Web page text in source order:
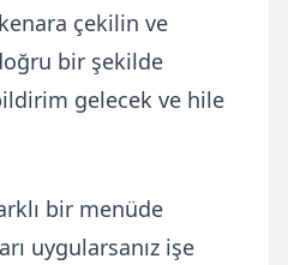
çekilin ve
bir şekilde
gelecek ve hile
bir menüde
uygularsanız işe